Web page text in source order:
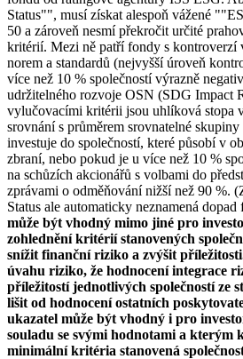
Status"", musí získat alespoň vážené
50 a zároveň nesmí překročit určité
kritérií. Mezi ně patří fondy s kontroverzí
norem a standardů (nejvyšší úroveň
více než 10 % společností výrazně
udržitelného rozvoje OSN (SDG Impact
vylučovacími kritérii jsou uhlíková stopa
srovnání s průměrem srovnatelné
investuje do společností, které působí v
zbraní, nebo pokud je u více než 10 %
na schůzích akcionářů s volbami do
zprávami o odměňování nižší než 90 %.
Status ale automaticky neznamená dopad
může být vhodný mimo jiné pro
zohlednění kritérií stanovených
snížit finanční riziko a zvýšit
úvahu riziko, že hodnocení integrace
příležitostí jednotlivých společností ze
lišit od hodnocení ostatních
ukazatel může být vhodný i pro
souladu se svými hodnotami a kterým
minimální kritéria stanovená